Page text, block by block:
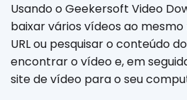
Usando o Geekersoft Video
baixar vários vídeos ao
URL ou pesquisar o conteúdo
encontrar o vídeo e, em
site de vídeo para o seu